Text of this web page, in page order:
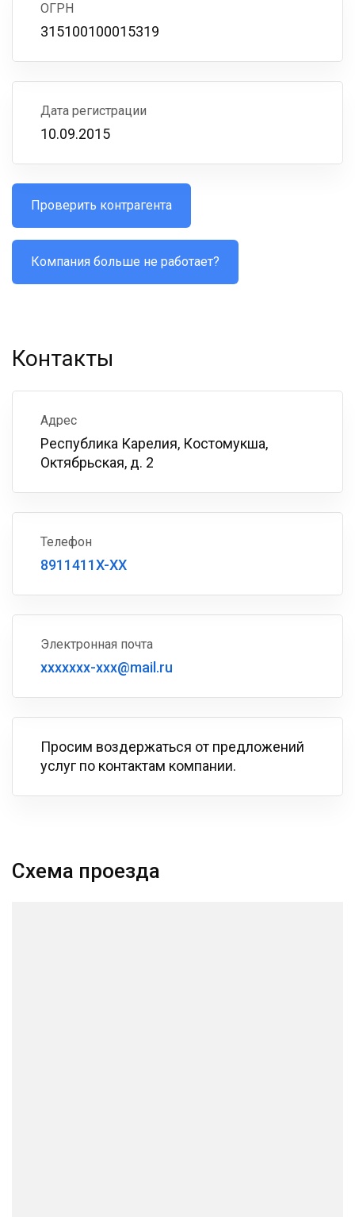
ОГРН
315100100015319
Дата регистрации
10.09.2015
Проверить контрагента
Компания больше не работает?
Контакты
Адрес
Республика Карелия, Костомукша,
Октябрьская, д. 2
Телефон
8911411X-XX
Электронная почта
xxxxxxx-xxx@mail.ru
Просим воздержаться от предложений
услуг по контактам компании.
Схема проезда